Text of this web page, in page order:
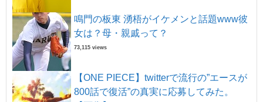
鳴門の板東 湧梧がイケメンと話題www彼
女は？母・親戚って？
73,115 views
【ONE PIECE】twitterで流行の”エースが
800話で復活”の真実に応募してみた。